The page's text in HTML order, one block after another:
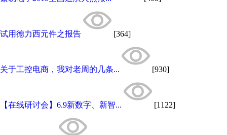
试用德力西元件之报告 [364]
关于工控电商，我对老周的几条... [930]
【在线研讨会】6.9新数字、新智... [1122]